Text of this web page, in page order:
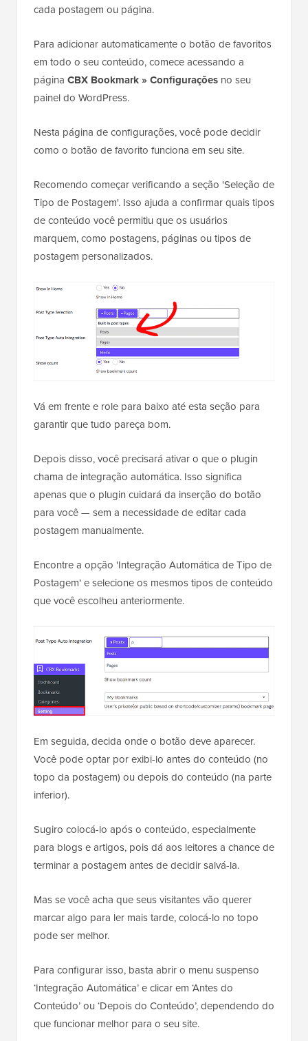
cada postagem ou página.
Para adicionar automaticamente o botão de favoritos
em todo o seu conteúdo, comece acessando a
página CBX Bookmark » Configurações no seu
painel do WordPress.
Nesta página de configurações, você pode decidir
como o botão de favorito funciona em seu site.
Recomendo começar verificando a seção 'Seleção de
Tipo de Postagem'. Isso ajuda a confirmar quais tipos
de conteúdo você permitiu que os usuários
marquem, como postagens, páginas ou tipos de
postagem personalizados.
Vá em frente e role para baixo até esta seção para
garantir que tudo pareça bom.
Depois disso, você precisará ativar o que o plugin
chama de integração automática. Isso significa
apenas que o plugin cuidará da inserção do botão
para você — sem a necessidade de editar cada
postagem manualmente.
Encontre a opção 'Integração Automática de Tipo de
Postagem' e selecione os mesmos tipos de conteúdo
que você escolheu anteriormente.
Em seguida, decida onde o botão deve aparecer.
Você pode optar por exibi-lo antes do conteúdo (no
topo da postagem) ou depois do conteúdo (na parte
inferior).
Sugiro colocá-lo após o conteúdo, especialmente
para blogs e artigos, pois dá aos leitores a chance de
terminar a postagem antes de decidir salvá-la.
Mas se você acha que seus visitantes vão querer
marcar algo para ler mais tarde, colocá-lo no topo
pode ser melhor.
Para configurar isso, basta abrir o menu suspenso
‘Integração Automática’ e clicar em ‘Antes do
Conteúdo’ ou ‘Depois do Conteúdo’, dependendo do
que funcionar melhor para o seu site.